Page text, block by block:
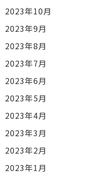
2023年10月
2023年9月
2023年8月
2023年7月
2023年6月
2023年5月
2023年4月
2023年3月
2023年2月
2023年1月